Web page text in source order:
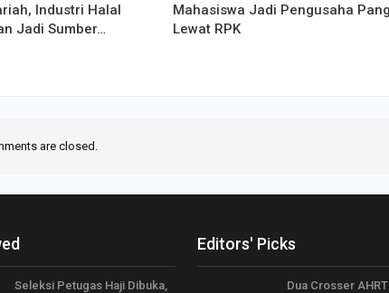
Industri Halal
Jadi Sumber…
Mahasiswa Jadi Pengusaha
Lewat RPK
are closed.
Seleksi Petugas Haji Dibuka,
Editors' Picks
Dua Crosser